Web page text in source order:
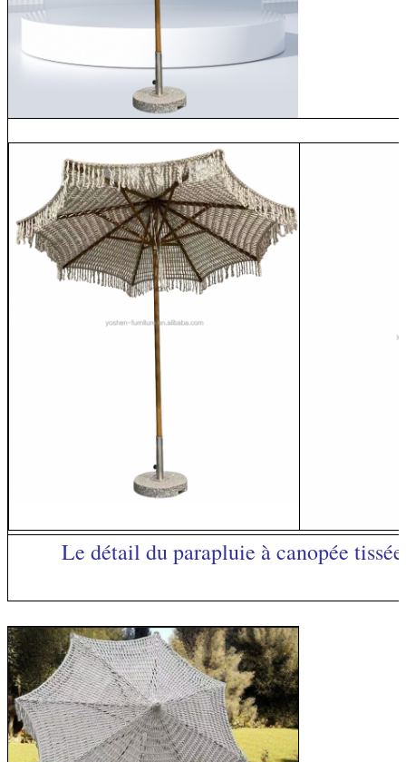
Laisser un message
Nous vous rappellerons bientôt!
Le détail du parapluie à canopée